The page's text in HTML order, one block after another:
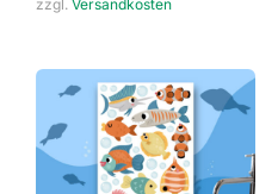
zzgl. Versandkosten